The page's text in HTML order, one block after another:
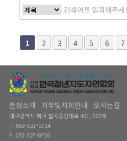
1 2 3 4 5 6 7
한청소개 지부및지회안내 오시는길
대구광역시 북구 칠곡중앙대로 461, 502호
T. 053-327-0714
F. 053-327-0755